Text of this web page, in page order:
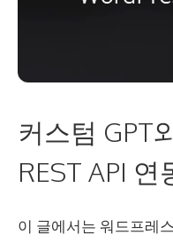
커스텀 GPT
REST API 연
이 글에서는 워드프레